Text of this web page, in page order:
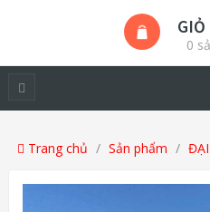
GIỎ
0
Trang chủ Sản phẩm